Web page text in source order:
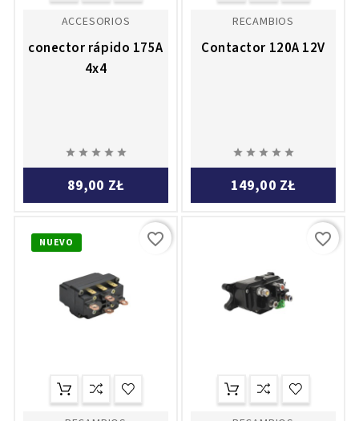
ACCESORIOS
conector rápido 175A
4x4
    
89,00 ZŁ
RECAMBIOS
Contactor 120A 12V
    
149,00 ZŁ
NUEVO favorite_border favorite_border